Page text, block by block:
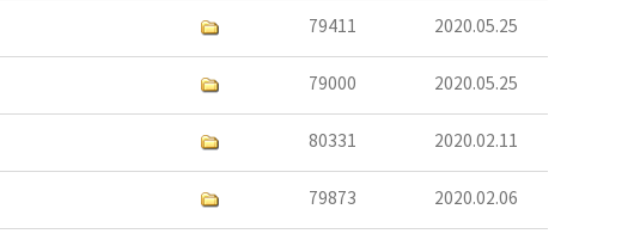
79411 2020.05.25
79000 2020.05.25
80331 2020.02.11
79873 2020.02.06